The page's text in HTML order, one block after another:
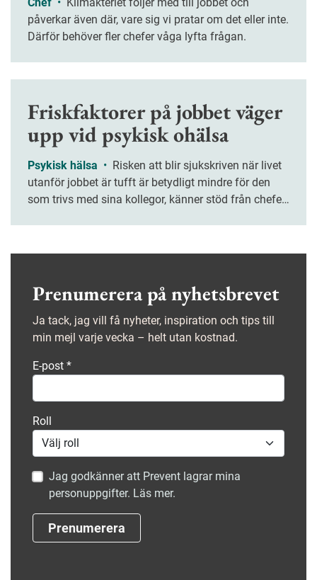
påverkar även där, vare sig vi pratar om det eller inte.
Därför behöver fler chefer våga lyfta frågan.
Friskfaktorer på jobbet väger
upp vid psykisk ohälsa
Psykisk hälsa •
utanför jobbet är tufft är betydligt mindre för den
som trivs med sina kollegor, känner stöd från chefen
och har en bra balans mellan krav och resurser löper
utanför jobbet är tufft. Det visar årets upplaga av
Jobbhälsorapporten.
Prenumerera på nyhetsbrevet
Ja tack, jag vill få nyheter, inspiration och tips till
min mejl varje vecka – helt utan kostnad.
E-post *
Roll
Jag godkänner att Prevent lagrar mina
personuppgifter. Läs mer.
Prenumerera